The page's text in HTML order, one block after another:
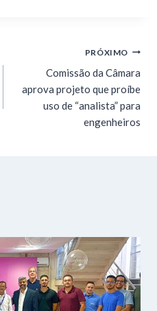
PRÓXIMO
Comissão da Câmara
aprova projeto que proíbe
uso de “analista” para
engenheiros